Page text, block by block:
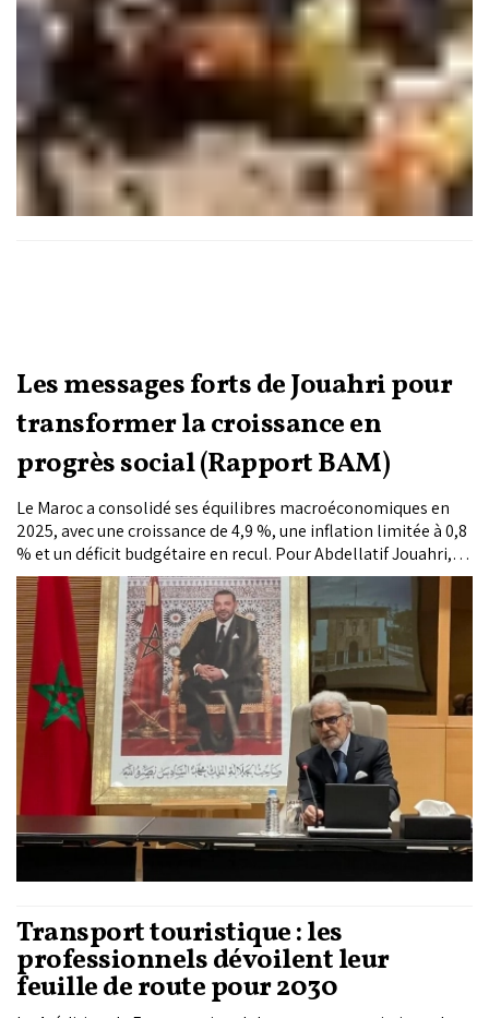
Les messages forts de Jouahri pour
transformer la croissance en
progrès social (Rapport BAM)
Le Maroc a consolidé ses équilibres macroéconomiques en
2025, avec une croissance de 4,9 %, une inflation limitée à 0,8
% et un déficit budgétaire en recul. Pour Abdellatif Jouahri, le
véritable défi est désormais de transformer ces
performances en progrès social durable, en créant davantage
d'emplois, en réduisant les inégalités et en améliorant
l'efficacité de l'action publique.
Transport touristique : les
professionnels dévoilent leur
feuille de route pour 2030